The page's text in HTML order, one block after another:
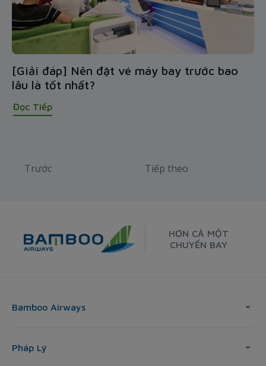
[Giải đáp] Nên đặt vé máy bay trước bao
lâu là tốt nhất?
Đọc Tiếp
Trước Tiếp theo
HƠN CẢ MỘT
CHUYẾN BAY
Bamboo Airways
Pháp Lý